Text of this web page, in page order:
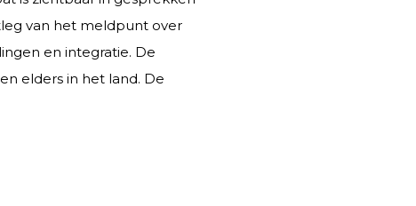
van het meldpunt over
en integratie. De
elders in het land. De